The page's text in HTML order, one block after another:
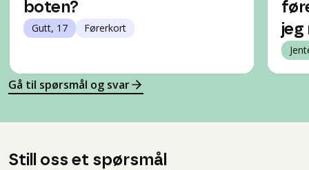
boten?
Gutt, 17 Førerkort
jeg
Gå til spørsmål og svar
Still oss et spørsmål